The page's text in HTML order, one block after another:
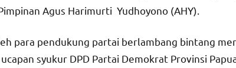
Agus Harimurti Yudhoyono (AHY).
para pendukung partai berlambang bintang
syukur DPD Partai Demokrat Provinsi